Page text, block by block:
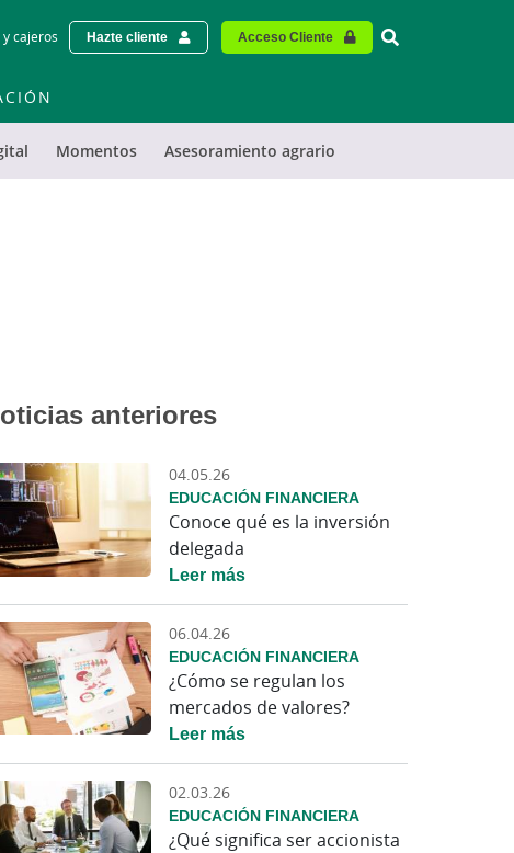
cajeros Hazte cliente Acceso Cliente Vinculo -
Momentos Asesoramiento agrario
anteriores
04.05.26
EDUCACIÓN FINANCIERA
Conoce qué es la inversión
delegada
Leer más
06.04.26
EDUCACIÓN FINANCIERA
¿Cómo se regulan los
mercados de valores?
Leer más
02.03.26
EDUCACIÓN FINANCIERA
¿Qué significa ser accionista